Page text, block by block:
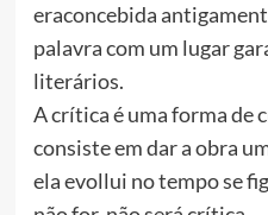
eraconcebida
palavra com um lugar
literários.
A crítica é uma forma de
consiste em dar a obra
ela evollui no tempo se